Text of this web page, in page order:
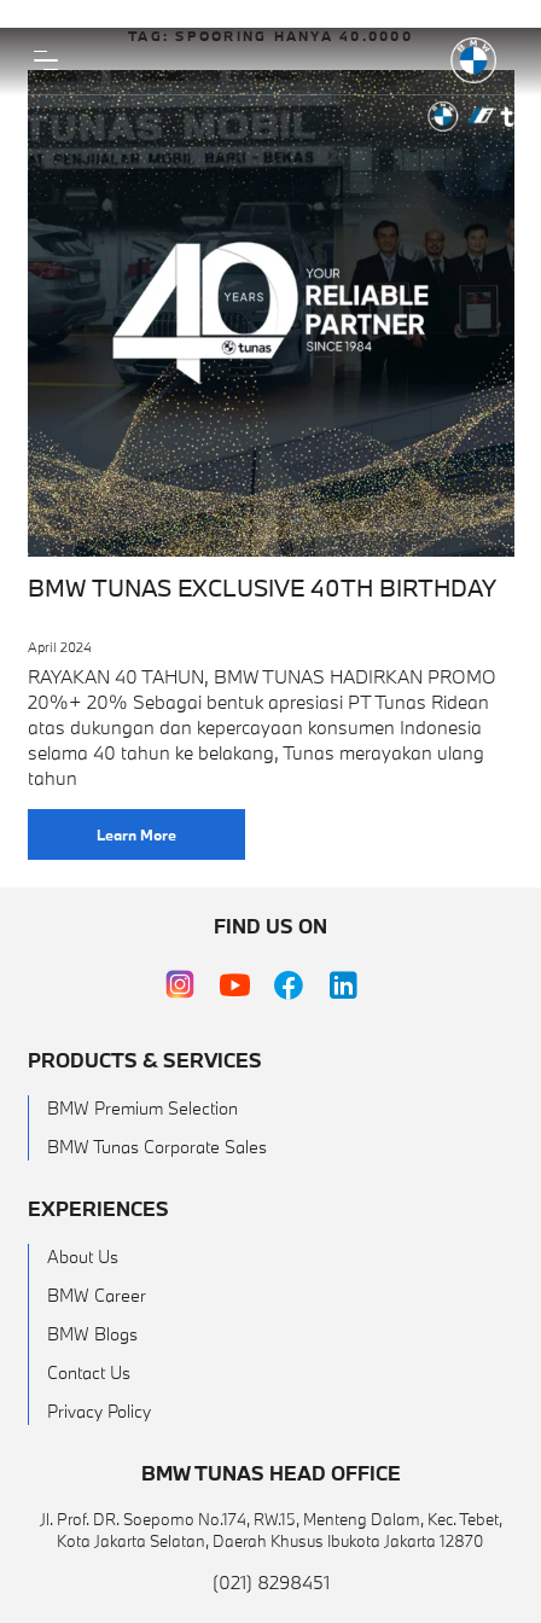
TAG:SPOORING HANYA 40.0000
BMW TUNAS EXCLUSIVE 40TH BIRTHDAY
April 2024
RAYAKAN 40 TAHUN, BMW TUNAS HADIRKAN PROMO
20%+ 20% Sebagai bentuk apresiasi PT Tunas Ridean
atas dukungan dan kepercayaan konsumen Indonesia
selama 40 tahun ke belakang, Tunas merayakan ulang
tahun
Learn More
FIND US ON
PRODUCTS & SERVICES
BMW Premium Selection
BMW Tunas Corporate Sales
EXPERIENCES
About Us
BMW Career
BMW Blogs
Contact Us
Privacy Policy
BMW TUNAS HEAD OFFICE
Jl. Prof. DR. Soepomo No.174, RW.15, Menteng Dalam, Kec. Tebet,
Kota Jakarta Selatan, Daerah Khusus Ibukota Jakarta 12870
(021) 8298451